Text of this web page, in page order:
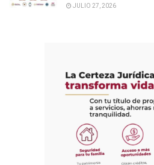
JULIO 27, 2026